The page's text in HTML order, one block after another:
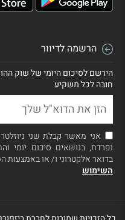
הרשמה לדיוור
הירשם לסיכום היומי של שוק
חובה לכל משקיע
אני מאשר קבלת שני
נפרדת, בנושאים סיכום יומי
בדואר אלקטרוני ו/ או באמצעות
השימוש